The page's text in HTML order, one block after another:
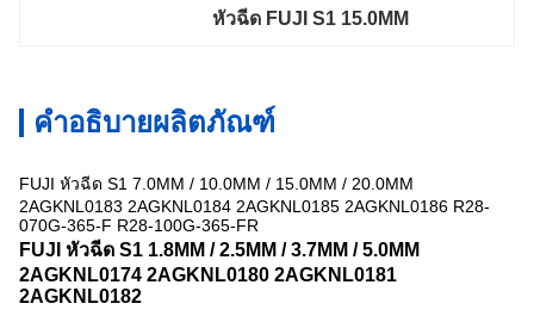
หัวฉีด FUJI S1 15.0MM
คำอธิบายผลิตภัณฑ์
FUJI หัวฉีด S1 7.0MM / 10.0MM / 15.0MM / 20.0MM
2AGKNL0183 2AGKNL0184 2AGKNL0185 2AGKNL0186 R28-
070G-365-F R28-100G-365-FR
FUJI หัวฉีด S1 1.8MM / 2.5MM / 3.7MM / 5.0MM
2AGKNL0174 2AGKNL0180 2AGKNL0181
2AGKNL0182